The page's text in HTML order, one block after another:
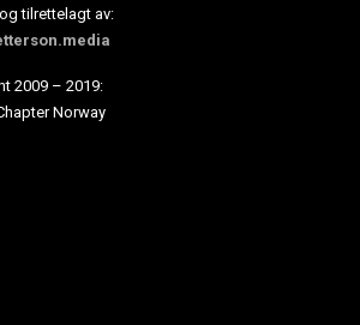
tilrettelagt av:
2009 – 2019:
Norway